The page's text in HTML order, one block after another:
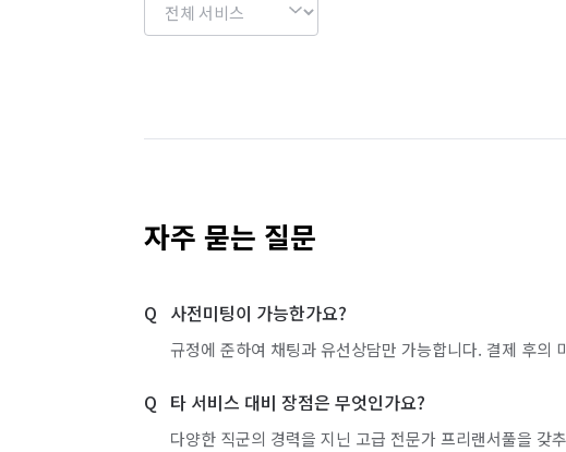
자주 묻는 질문
사전미팅이 가능한가요?
규정에 준하여 채팅과 유선상담만 가능합니다. 결제 후의
타 서비스 대비 장점은 무엇인가요?
다양한 직군의 경력을 지닌 고급 전문가 프리랜서풀을 갖